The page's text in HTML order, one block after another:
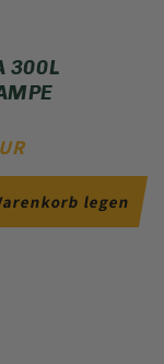
300L
legen